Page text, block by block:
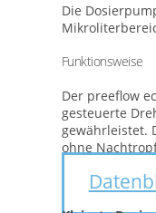
Die
Funktionsweise
Der preeflow
gesteuerte
gewährleistet.
ohne